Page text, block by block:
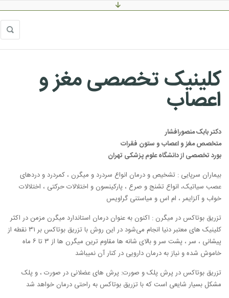
کلینیک تخصصی مغز و
اعصاب
دکتر بابک منصورافشار
متخصص مغز و اعصاب و ستون فقرات
بورد تخصصی از دانشگاه علوم پزشکی تهران
بیماران سرپایی : تشخیص و درمان انواع سردرد و میگرن ، کمردرد و دردهای
عصب سیاتیک، انواع تشنج و صرع ، پارکینسون و اختلالات حرکتی ، اختلالات
خواب و آلزایمر ، ام اس ‌و میاستنی گراویس
تزریق بوتاکس در میگرن : اکنون به عنوان درمان استاندارد میگرن مزمن در اکثر
کلینیک های معتبر دنیا انجام می‌شود در این روش با تزریق بوتاکس بر ۳۱ نقطه از
پیشانی ، سر ، پشت سر و بالای شانه ها مقاوم ترین میگرن ها از ۳ تا ۶ ماه
خاموش شده و نیاز به درمان دارویی در کنار آن نمیباشد
تزریق بوتاکس در پرش پلک و صورت: پرش های عضلانی در صورت ، و پلک
مشکل بسیار شایعی است که با تزریق بوتاکس به راحتی درمان خواهد شد